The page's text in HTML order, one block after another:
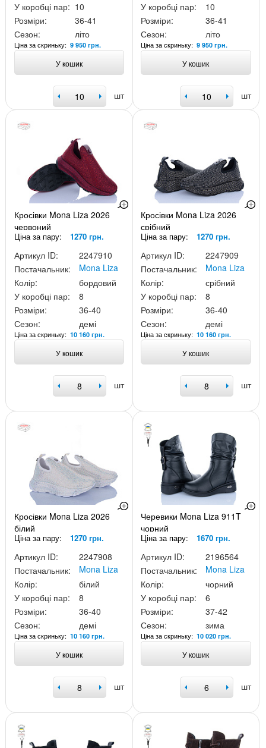
У коробці пар: 10
Розміри:
36-41
Сезон:
літо
Ціна за скриньку: 9 950 грн.
У кошик
шт
У коробці пар:
10
Розміри:
36-41
Сезон:
літо
Ціна за скриньку:9 950 грн.
У кошик
шт
Кросівки Mona Liza 2026
червоний
Ціна за пару: 1270 грн.
Артикул ID:
2247910
Постачальник:
Mona Liza
Колір:
бордовий
У коробці пар:
8
Розміри:
36-40
Сезон:
демі
Ціна за скриньку: 10 160 грн.
У кошик
шт
Кросівки Mona Liza 2026
срібний
Ціна за пару: 1270 грн.
Артикул ID:
2247909
Постачальник:
Mona Liza
Колір:
срібний
У коробці пар:
8
Розміри:
36-40
Сезон:
демі
Ціна за скриньку:10 160 грн.
У кошик
шт
Кросівки Mona Liza 2026
білий
Ціна за пару: 1270 грн.
Артикул ID:
2247908
Постачальник:
Mona Liza
Колір:
білий
У коробці пар:
8
Розміри:
36-40
Сезон:
демі
Ціна за скриньку: 10 160 грн.
У кошик
шт
Черевики Mona Liza 911T
чорний
Ціна за пару: 1670 грн.
Артикул ID:
2196564
Постачальник:
Mona Liza
Колір:
чорний
У коробці пар:
6
Розміри:
37-42
Сезон:
зима
Ціна за скриньку:10 020 грн.
У кошик
шт